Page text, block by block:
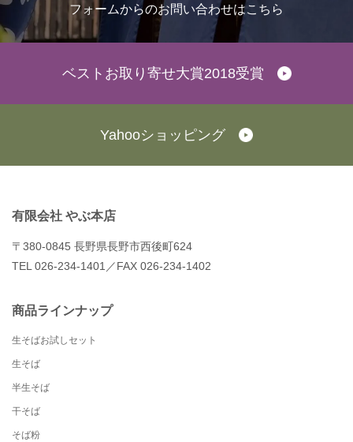
フォームからのお問い合わせはこちら
ベストお取り寄せ大賞2018受賞
Yahooショッピング
有限会社 やぶ本店
〒380-0845 長野県長野市西後町624
TEL 026-234-1401／FAX 026-234-1402
商品ラインナップ
生そばお試しセット
生そば
半生そば
干そば
そば粉